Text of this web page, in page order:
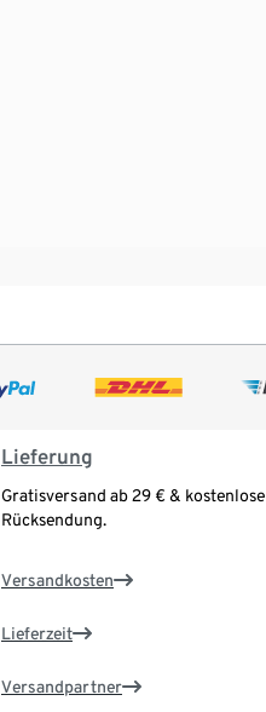
Lieferung
Gratisversand ab 29 € & kostenlose
Rücksendung.
Versandkosten
Lieferzeit
Versandpartner